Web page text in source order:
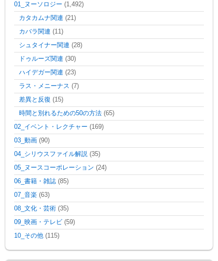
01_ヌーソロジー (1,492)
カタカムナ関連 (21)
カバラ関連 (11)
シュタイナー関連 (28)
ドゥルーズ関連 (30)
ハイデガー関連 (23)
ラス・メニーナス (7)
差異と反復 (15)
時間と別れるための50の方法 (65)
02_イベント・レクチャー (169)
03_動画 (90)
04_シリウスファイル解説 (35)
05_ヌースコーポレーション (24)
06_書籍・雑誌 (85)
07_音楽 (63)
08_文化・芸術 (35)
09_映画・テレビ (59)
10_その他 (115)